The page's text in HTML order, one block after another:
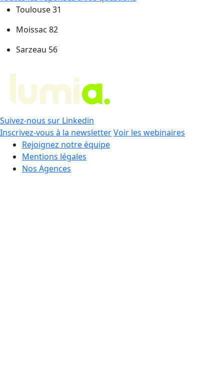
Toulouse 31
Moissac 82
Sarzeau 56
Suivez-nous sur Linkedin
Inscrivez-vous à la newsletterVoir les webinaires
Rejoignez notre équipe
Mentions légales
Nos Agences